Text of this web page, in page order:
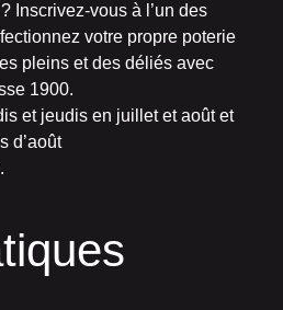
Inscrivez-vous à l’un des
votre propre poterie
pleins et des déliés avec
1900.
et jeudis en juillet et août et
d’août